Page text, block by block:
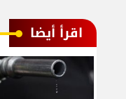
اقرأ أيضا